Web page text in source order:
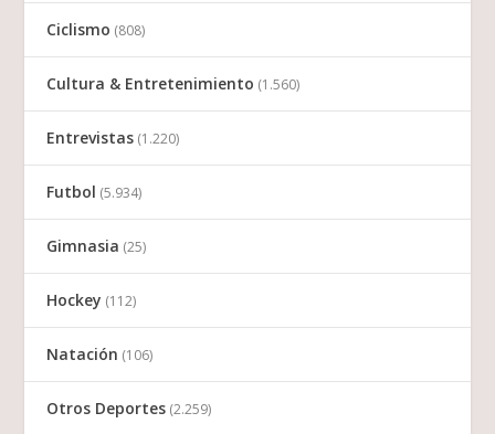
Ciclismo (808)
Cultura & Entretenimiento (1.560)
Entrevistas (1.220)
Futbol (5.934)
Gimnasia (25)
Hockey (112)
Natación (106)
Otros Deportes (2.259)